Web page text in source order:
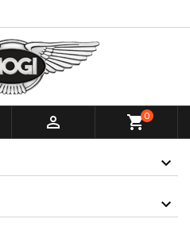
 shopping_cart0